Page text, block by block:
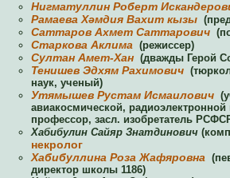
Нигматуллин Роберт
Рамаева Хәмдия Вахит кызы
Саттаров Ахмет Саттарович
Старкова Аклима (режиссер)
Султан Амет-Хан (дважды Герой
Тенишев Эдхям Рахимович
наук, ученый)
Утямышев Рустам Исмаилович
авиакосмической,
профессор, засл. изобретатель
Хабибулин Сайяр Знатдинович
некролог
Хабибуллина Роза Жафяровна
директор школы 1186)